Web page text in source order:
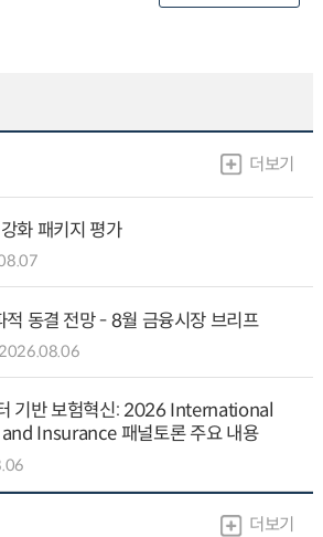
더보기
화 패키지 평가
적 동결 전망 - 8월 금융시장 브리프
기반 보험혁신: 2026 International
Insurance 패널토론 주요 내용
더보기